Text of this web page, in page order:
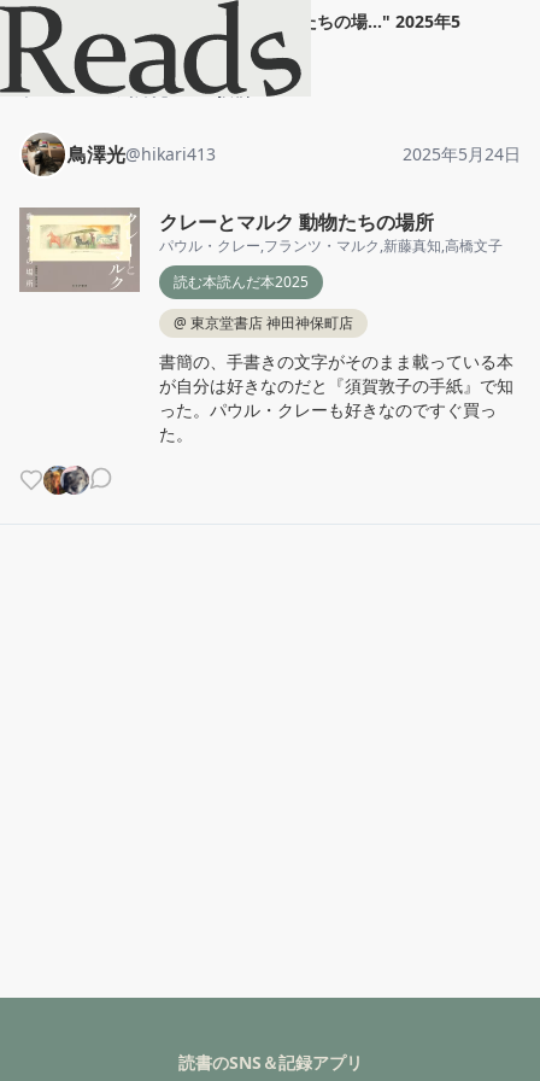
クレーとマルク 動物たちの場..." 2025年5
月24日
ホーム
鳥澤光 投稿
鳥澤光@hikari413 2025年5月24日
クレーとマルク 動物たちの場所
パウル・クレー,フランツ・マルク,新藤真知,高橋文子
読む本読んだ本2025
@ 東京堂書店 神田神保町店
書簡の、手書きの文字がそのまま載っている本
が自分は好きなのだと『須賀敦子の手紙』で知
った。パウル・クレーも好きなのですぐ買っ
た。
読書のSNS＆記録アプリ